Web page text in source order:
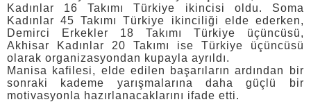
Kadınlar 16 Takımı Türkiye ikincisi oldu. Soma
Kadınlar 45 Takımı Türkiye ikinciliği elde ederken,
Demirci Erkekler 18 Takımı Türkiye üçüncüsü,
Akhisar Kadınlar 20 Takımı ise Türkiye üçüncüsü
olarak organizasyondan kupayla ayrıldı.
Manisa kafilesi, elde edilen başarıların ardından bir
sonraki kademe yarışmalarına daha güçlü bir
motivasyonla hazırlanacaklarını ifade etti.